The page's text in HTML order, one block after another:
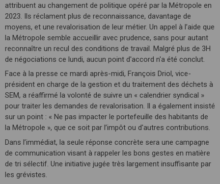
attribuent au changement de politique opéré par la Métropole en
2023. Ils réclament plus de reconnaissance, davantage de
moyens, et une revalorisation de leur métier. Un appel à l’aide que
la Métropole semble accueillir avec prudence, sans pour autant
reconnaître un recul des conditions de travail. Malgré plus de 3H
de négociations ce lundi, aucun point d'accord n'a été conclut.
Face à la presse ce mardi après-midi, François Driol, vice-
président en charge de la gestion et du traitement des déchets à
SEM, a réaffirmé la volonté de suivre un « calendrier syndical »
pour traiter les demandes de revalorisation. Il a également insisté
sur un point : « Ne pas impacter le portefeuille des habitants de
la Métropole », que ce soit par l’impôt ou d'autres contributions.
Dans l’immédiat, la seule réponse concrète sera une campagne
de communication visant à rappeler les bons gestes en matière
de tri sélectif. Une initiative jugée très largement insuffisante par
les grévistes.